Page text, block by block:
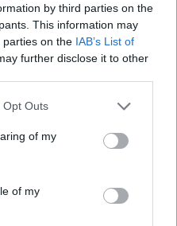
by third parties on the
This information may
parties on the IAB’s List of
further disclose it to other
uses one or more Google
behaviour. You may click to
and its third-party tags to
purposes in below Google
Opt Outs
of my
of my
να δημιουργηθούν
μεταποιητές, είτε
αυξήσουμε πολύ τους
αισχροκέρδεια
αύξηση».